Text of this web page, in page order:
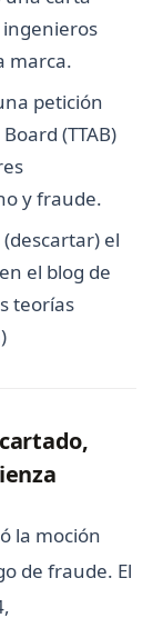
marca.
petición
(TTAB)
y fraude.
el
el blog de
teorías
(opens in a new
)
la moción
de fraude. El